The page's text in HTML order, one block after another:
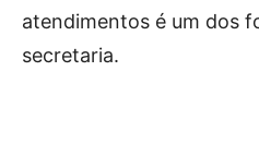
atendimentos é um dos
secretaria.